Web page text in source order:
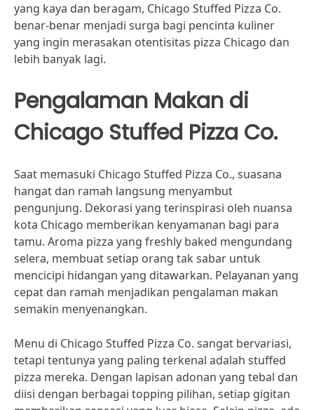
yang kaya dan beragam, Chicago Stuffed Pizza Co.
benar-benar menjadi surga bagi pencinta kuliner
yang ingin merasakan otentisitas pizza Chicago dan
lebih banyak lagi.
Pengalaman Makan di
Chicago Stuffed Pizza Co.
Saat memasuki Chicago Stuffed Pizza Co., suasana
hangat dan ramah langsung menyambut
pengunjung. Dekorasi yang terinspirasi oleh nuansa
kota Chicago memberikan kenyamanan bagi para
tamu. Aroma pizza yang freshly baked mengundang
selera, membuat setiap orang tak sabar untuk
mencicipi hidangan yang ditawarkan. Pelayanan yang
cepat dan ramah menjadikan pengalaman makan
semakin menyenangkan.
Menu di Chicago Stuffed Pizza Co. sangat bervariasi,
tetapi tentunya yang paling terkenal adalah stuffed
pizza mereka. Dengan lapisan adonan yang tebal dan
diisi dengan berbagai topping pilihan, setiap gigitan